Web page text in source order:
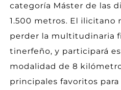
categoría Máster de las
1.500 metros. El ilicitano
perder la multitudinaria
tinerfeño, y participará
modalidad de 8
principales favoritos